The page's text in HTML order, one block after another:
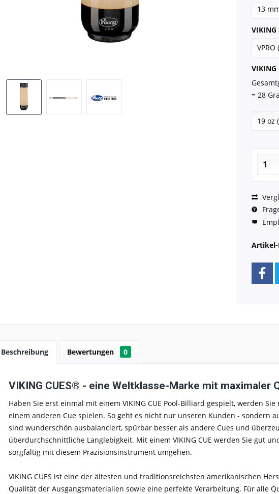
= 28
Beschreibung Bewertungen 0
VIKING CUES® - eine Weltklasse-Marke mit maximaler
Haben Sie erst einmal mit einem VIKING CUE Pool-Billiard gespielt, werden
einem anderen Cue spielen. So geht es nicht nur unseren Kunden - sondern
sind wunderschön ausbalanciert, spürbar besser als andere Cues und
überdurchschnittliche Langlebigkeit. Mit einem VIKING CUE werden Sie gut
sorgfältig mit diesem Präzisionsinstrument umgehen.
VIKING CUES ist eine der ältesten und traditionsreichsten amerikanischen
Qualität der Ausgangsmaterialien sowie eine perfekte Verarbeitung. Für alle